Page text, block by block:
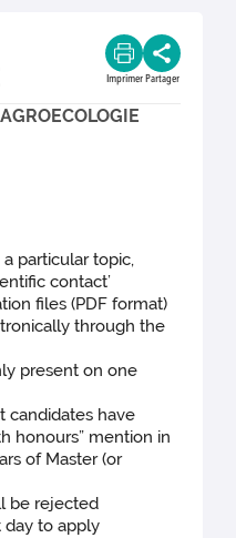
Imprimer Partager
particular topic,
contact’
files (PDF format)
through the
present on one
candidates have
honours” mention in
of Master (or
be rejected
day to apply